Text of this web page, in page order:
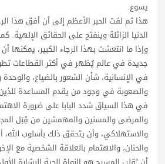
يسوع.
هذا ثم لفت الحبر الأعظم إلى أن أفق هذا
الدنيا الزائلة وينفتح على الحقائق الإلهية.
وإذا ما انتعشت بهذا الرجاء الكبير، يمكنها
جديدة في عالم يُظهر في أكثر القطاعات
في الإنسانية، شأن الشعور بالضياع،
والصعوبة في وجود من يقدم المساعدة
في هذا السياق شدد البابا على ضرورة
والمرضى والمسنين والمهمشين من قِبَل
والاستهلاكي، وأن يتحقق ذلك بأسلوب الله،
والحنان، والاهتمام بالعلاقة الشخصية مع